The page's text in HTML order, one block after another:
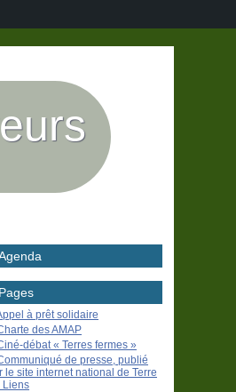
Pages
à prêt solidaire
des AMAP
débat « Terres fermes »
de presse, publié
le site internet national de Terre
Liens